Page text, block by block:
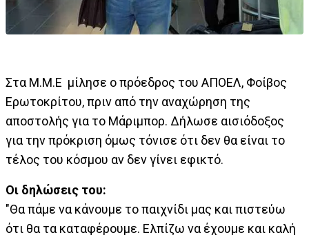
Στα Μ.Μ.Ε μίλησε ο πρόεδρος του ΑΠΟΕΛ, Φοίβος
Ερωτοκρίτου, πριν από την αναχώρηση της
αποστολής για το Μάριμπορ. Δήλωσε αισιόδοξος
για την πρόκριση όμως τόνισε ότι δεν θα είναι το
τέλος του κόσμου αν δεν γίνει εφικτό.
Οι δηλώσεις του:
"Θα πάμε να κάνουμε το παιχνίδι μας και πιστεύω
ότι θα τα καταφέρουμε. Ελπίζω να έχουμε και καλή